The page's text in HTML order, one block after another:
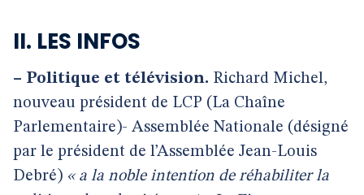
II. LES INFOS
– Politique et télévision. Richard Michel,
nouveau président de LCP (La Chaîne
Parlementaire)- Assemblée Nationale (désigné
par le président de l’Assemblée Jean-Louis
Debré) « a la noble intention de réhabiliter la